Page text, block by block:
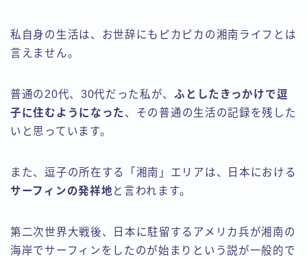
私自身の生活は、お世辞にもピカピカの湘南ライフとは
言えません。
普通の20代、30代だった私が、ふとしたきっかけで逗
子に住むようになった 、その普通の生活の記録を残した
いと思っています。
また、逗子の所在する「湘南」エリアは、日本における
サーフィンの発祥地 と言われます。
第二次世界大戦後、日本に駐留するアメリカ兵が湘南の
海岸でサーフィンをしたのが始まりという説が一般的で